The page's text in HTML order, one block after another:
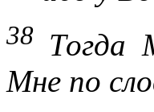
38 Тогда
Мне по